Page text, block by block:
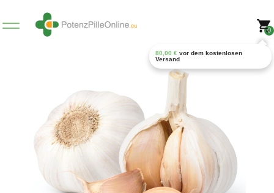
0
80,00 € vor dem kostenlosen
Versand